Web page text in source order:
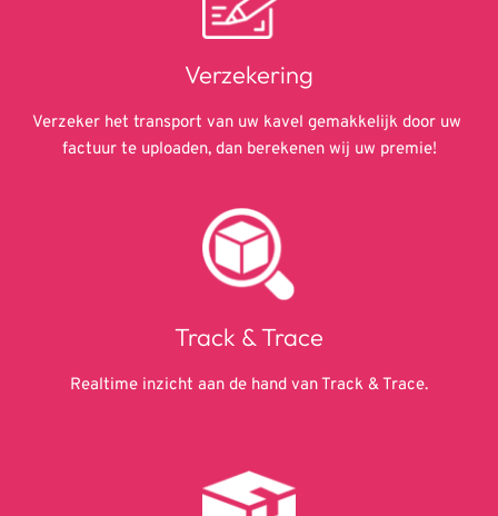
Verzekering
Verzeker het transport van uw kavel gemakkelijk door uw
factuur te uploaden, dan berekenen wij uw premie!
Track & Trace
Realtime inzicht aan de hand van Track & Trace.